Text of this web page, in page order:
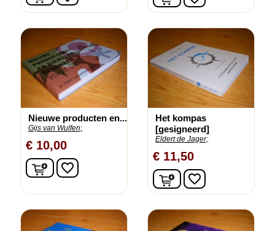
Nieuwe producten en...
Gijs van Wulfen;
€ 10,00
In winkelwagen
favorite_border
Het kompas
[gesigneerd]
Eldert de Jager;
€ 11,50
In winkelwagen
favorite_border